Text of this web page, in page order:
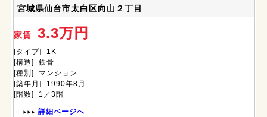
宮城県仙台市太白区向山２丁目
家賃 3.3万円
[タイプ] 1K
[構造] 鉄骨
[種別] マンション
[築年月] 1990年8月
[階数] 1／3階
詳細ページへ